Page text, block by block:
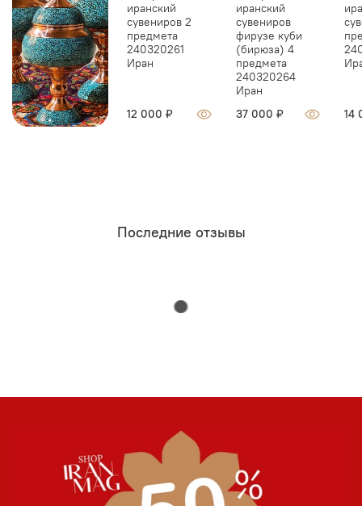
иранский
сувениров 2
предмета
240320261
Иран
12 000 ₽
иранский
сувениров
фирузе куби
(бирюза) 4
предмета
240320264
Иран
37 000 ₽
14
Последние отзывы